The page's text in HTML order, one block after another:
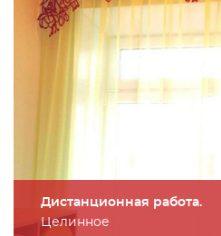
Дистанционная работа.
Целинное